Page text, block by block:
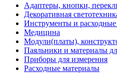
Адаптеры, кнопки,
Декоративная
Инструменты и
Медицина
Модули(платы),
Паяльники и материалы
Приборы для измерения
Расходные материалы